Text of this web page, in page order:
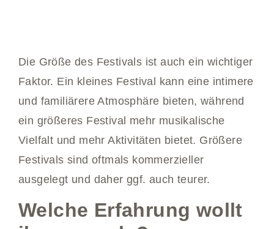
Die Größe des Festivals ist auch ein wichtiger
Faktor. Ein kleines Festival kann eine intimere
und familiärere Atmosphäre bieten, während
ein größeres Festival mehr musikalische
Vielfalt und mehr Aktivitäten bietet. Größere
Festivals sind oftmals kommerzieller
ausgelegt und daher ggf. auch teurer.
Welche Erfahrung wollt